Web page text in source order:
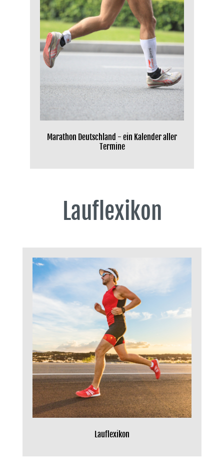
Marathon Deutschland - ein Kalender aller
Termine
Lauflexikon
Lauflexikon